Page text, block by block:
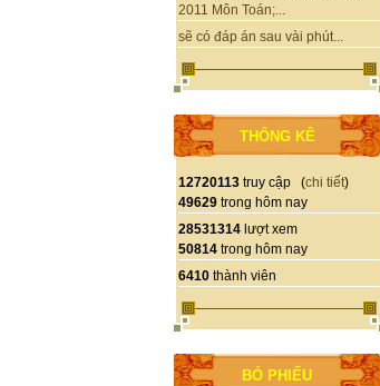
2011 Môn Toán;...
sẽ có đáp án sau vài phút...
THỐNG KÊ
12720113 truy cập (chi tiết)
49629 trong hôm nay
28531314 lượt xem
50814 trong hôm nay
6410 thành viên
BỎ PHIẾU